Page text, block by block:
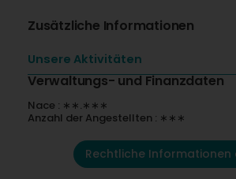
Zusätzliche Informationen
Unsere Aktivitäten
Verwaltungs- und Finanzdaten
Nace : ∗∗.∗∗∗
Anzahl der Angestellten : ∗∗∗
Rechtliche Informationen